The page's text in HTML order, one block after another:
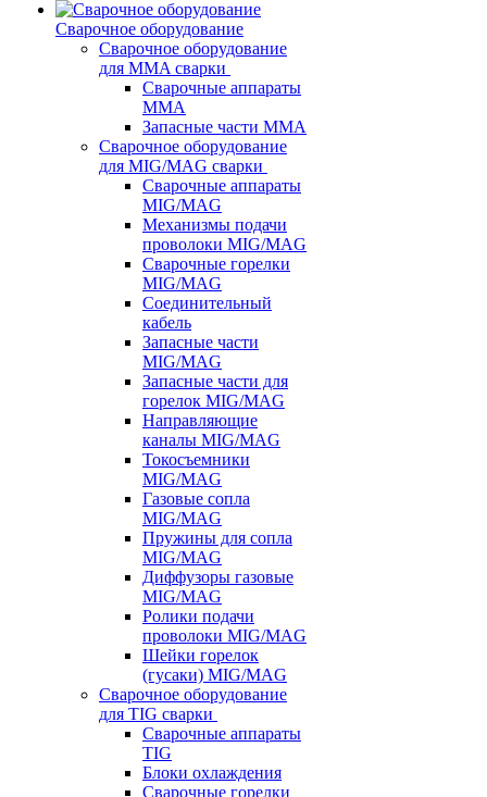
Сварочное оборудование
Сварочное оборудование
для MMA сварки
Сварочные аппараты
MMA
Запасные части MMA
Сварочное оборудование
для MIG/MAG сварки
Сварочные аппараты
MIG/MAG
Механизмы подачи
проволоки MIG/MAG
Сварочные горелки
MIG/MAG
Соединительный
кабель
Запасные части
MIG/MAG
Запасные части для
горелок MIG/MAG
Направляющие
каналы MIG/MAG
Токосъемники
MIG/MAG
Газовые сопла
MIG/MAG
Пружины для сопла
MIG/MAG
Диффузоры газовые
MIG/MAG
Ролики подачи
проволоки MIG/MAG
Шейки горелок
(гусаки) MIG/MAG
Сварочное оборудование
для TIG сварки
Сварочные аппараты
TIG
Блоки охлаждения
Сварочные горелки